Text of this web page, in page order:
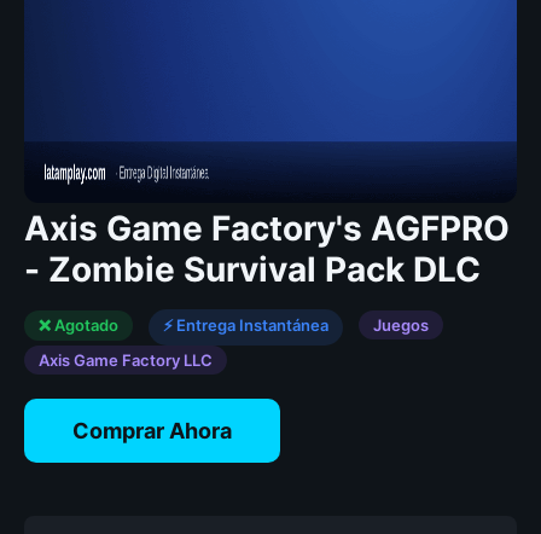
Axis Game Factory's AGFPRO
- Zombie Survival Pack DLC
❌ Agotado ⚡ Entrega Instantánea
Juegos
Axis Game Factory LLC
Comprar Ahora